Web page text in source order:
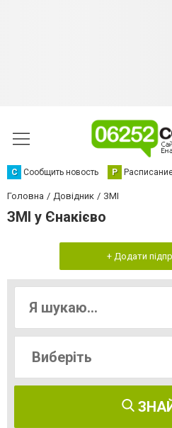
С Сообщить новость Р
Головна Довідник ЗМІ
ЗМІ у Єнакієво
+ Додати